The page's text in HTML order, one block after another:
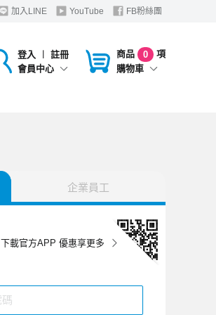
加入LINE YouTube FB粉絲團
登入 ︱
註冊
會員中心
商品 0
項
購物車
下載官方APP 優惠享更多
企業員工